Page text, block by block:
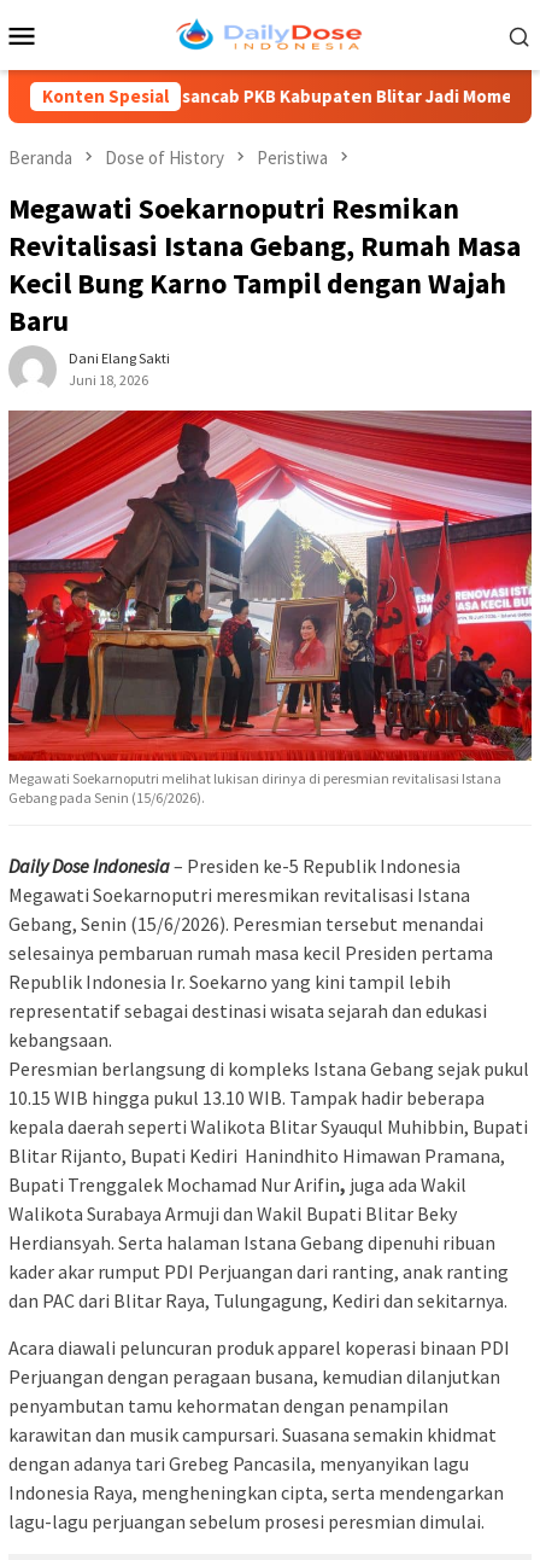
ke
Mobile
Konten Spesial
PKB Kabupaten Blitar Jadi Momentum Regenerasi, M
Beranda Dose of History Peristiwa
Megawati Soekarnoputri Resmikan
Revitalisasi Istana Gebang, Rumah Masa
Kecil Bung Karno Tampil dengan Wajah
Baru
Dani Elang Sakti
Juni 18, 2026
Megawati Soekarnoputri melihat lukisan dirinya di peresmian revitalisasi Istana
Gebang pada Senin (15/6/2026).
Daily Dose Indonesia– Presiden ke-5 Republik Indonesia
Megawati Soekarnoputri meresmikan revitalisasi Istana
Gebang, Senin (15/6/2026). Peresmian tersebut menandai
selesainya pembaruan rumah masa kecil Presiden pertama
Republik Indonesia Ir. Soekarno yang kini tampil lebih
representatif sebagai destinasi wisata sejarah dan edukasi
kebangsaan.
Peresmian berlangsung di kompleks Istana Gebang sejak pukul
10.15 WIB hingga pukul 13.10 WIB. Tampak hadir beberapa
kepala daerah seperti Walikota Blitar Syauqul Muhibbin, Bupati
Blitar Rijanto, Bupati Kediri Hanindhito Himawan Pramana,
Bupati Trenggalek Mochamad Nur Arifin, juga ada Wakil
Walikota Surabaya Armuji dan Wakil Bupati Blitar Beky
Herdiansyah. Serta halaman Istana Gebang dipenuhi ribuan
kader akar rumput PDI Perjuangan dari ranting, anak ranting
dan PAC dari Blitar Raya, Tulungagung, Kediri dan sekitarnya.
Acara diawali peluncuran produk apparel koperasi binaan PDI
Perjuangan dengan peragaan busana, kemudian dilanjutkan
penyambutan tamu kehormatan dengan penampilan
karawitan dan musik campursari. Suasana semakin khidmat
dengan adanya tari Grebeg Pancasila, menyanyikan lagu
Indonesia Raya, mengheningkan cipta, serta mendengarkan
lagu-lagu perjuangan sebelum prosesi peresmian dimulai.